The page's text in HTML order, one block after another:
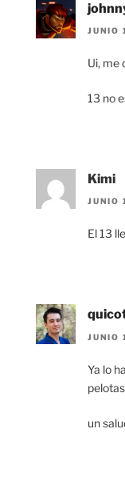
JUNIO
Ui, me
13 no
Kimi
JUNIO
El 13
JUNIO
Ya lo
pelotas
un